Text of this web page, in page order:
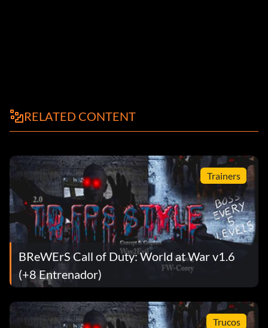
RELATED CONTENT
Trainers
BReWErS Call of Duty: World at War v1.6
(+8 Entrenador)
Trucos